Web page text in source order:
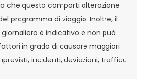
che questo comporti alterazione
programma di viaggio. Inoltre, il
è indicativo e non può
in grado di causare maggiori
incidenti, deviazioni, traffico